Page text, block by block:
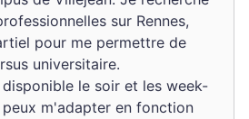
sur Rennes,
pour me permettre de
universitaire.
le soir et les week-
peux m'adapter en fonction